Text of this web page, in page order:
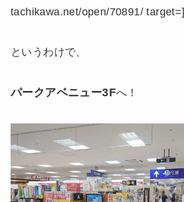
tachikawa.net/open/70891/ target=]
というわけで、
パークアベニュー3Fへ！